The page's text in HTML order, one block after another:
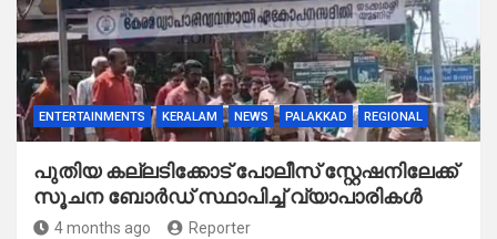
ENTERTAINMENTS KERALAM NEWS PALAKKAD REGIONAL
പുതിയ കല്ലടിക്കോട് പോലീസ് സ്റ്റേഷനിലേക്ക്
സൂചന ബോർഡ് സ്ഥാപിച്ച് വ്യാപാരികൾ
4 months ago Reporter